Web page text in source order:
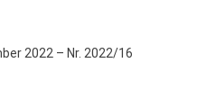
2022 – Nr. 2022/16